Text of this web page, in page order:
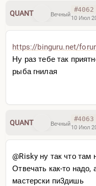
QUANT Вечный
#4062
10 Июл
https://binguru.net/
Ну раз тебе так
рыба гнилая
QUANT Вечный
#4063
10 Июл
@Risky ну так что там
Отвечать как-то надо,
мастерски пи3дишь